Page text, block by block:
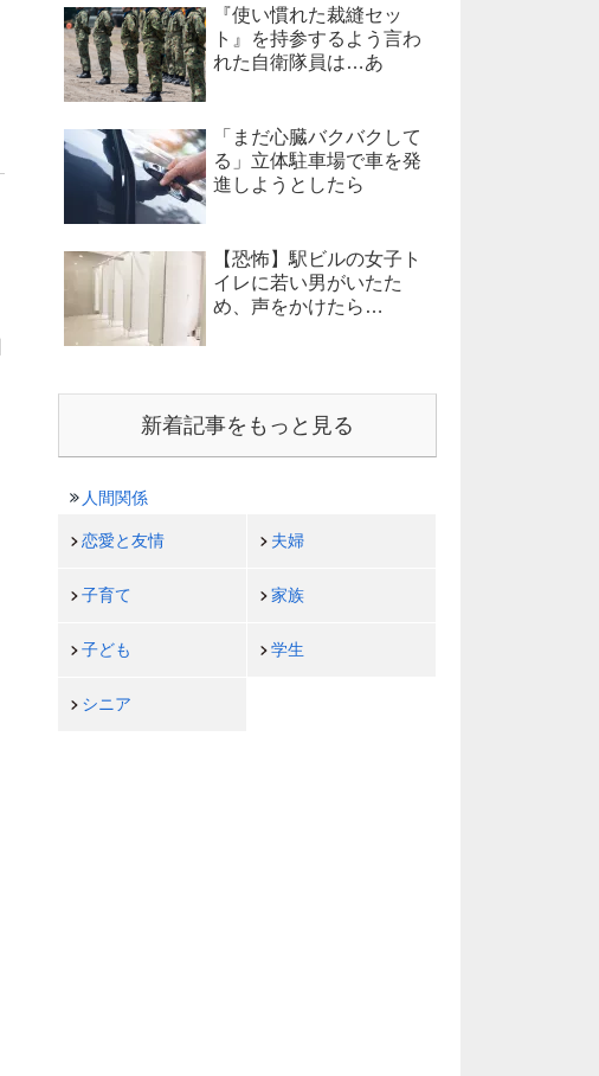
『使い慣れた裁縫セッ
ト』を持参するよう言わ
れた自衛隊員は…あ
「まだ心臓バクバクして
る」立体駐車場で車を発
進しようとしたら
【恐怖】駅ビルの女子ト
イレに若い男がいたた
め、声をかけたら…
新着記事をもっと見る
人間関係
恋愛と友情 夫婦
子育て 家族
子ども 学生
シニア